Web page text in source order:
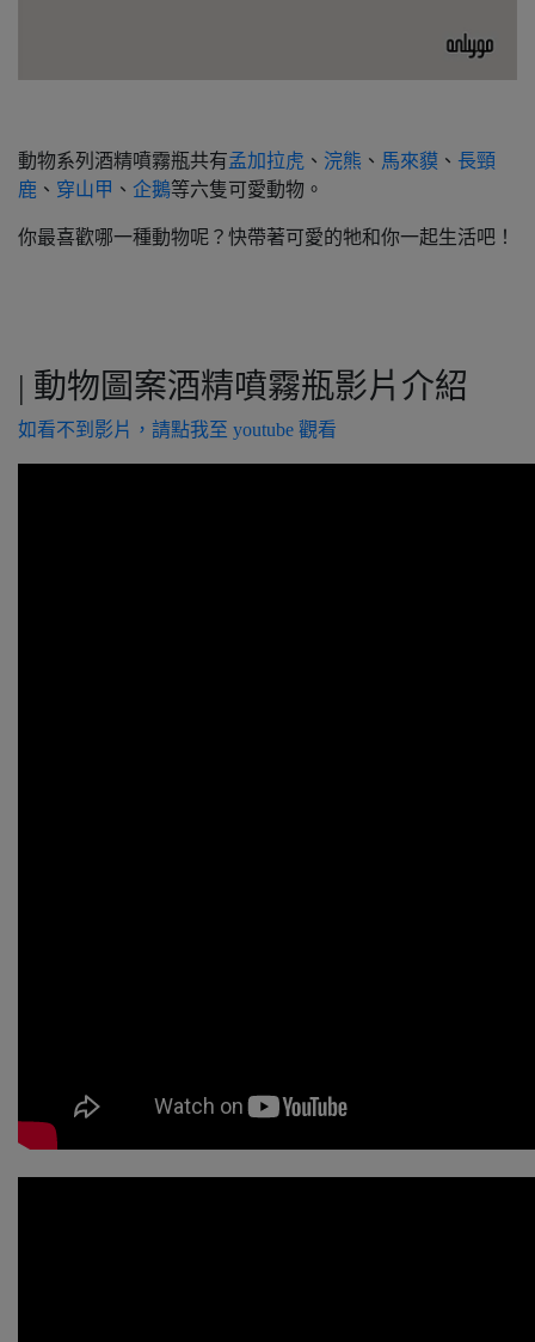
動物系列酒精噴霧瓶共有孟加拉虎 、 浣熊 、 馬來貘 、 長頸
鹿 、 穿山甲 、 企鵝等六隻可愛動物。
你最喜歡哪一種動物呢？快帶著可愛的牠和你一起生活吧！
| 動物圖案酒精噴霧瓶影片介紹
如看不到影片，請點我至 youtube 觀看